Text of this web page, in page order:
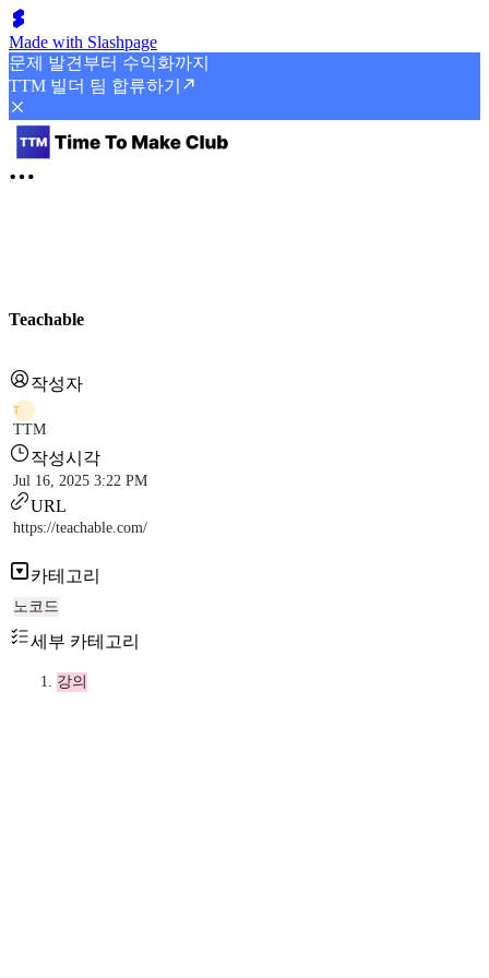
Made with Slashpage
문제 발견부터 수익화까지
TTM 빌더 팀 합류하기
Teachable
작성자
T
TTM
작성시각
Jul 16, 2025 3:22 PM
URL
https://teachable.com/
카테고리
노코드
세부 카테고리
강의